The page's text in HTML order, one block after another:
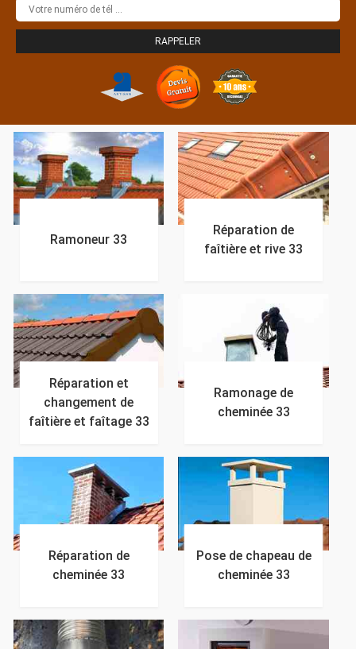
Ramoneur 33
Réparation de
faîtière et rive 33
Réparation et
changement de
faîtière et faîtage 33
Ramonage de
cheminée 33
Réparation de
cheminée 33
Pose de chapeau de
cheminée 33